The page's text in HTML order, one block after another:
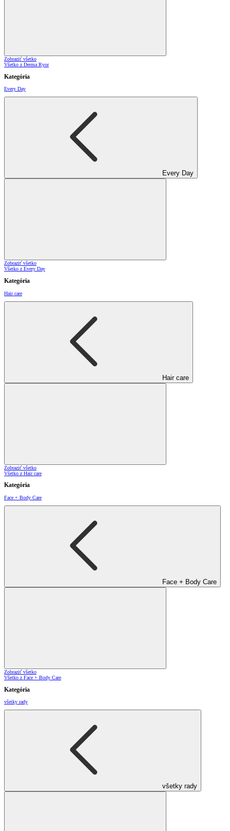
Zobraziť všetko
Všetko z Derma Ryor
Kategória
Every Day
Every Day
Zobraziť všetko
Všetko z Every Day
Kategória
Hair care
Hair care
Zobraziť všetko
Všetko z Hair care
Kategória
Face + Body Care
Face + Body Care
Zobraziť všetko
Všetko z Face + Body Care
Kategória
všetky rady
všetky rady